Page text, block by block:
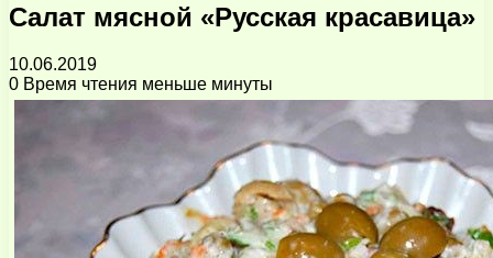
Салат мясной «Русская красавица»
10.06.2019
0 Время чтения меньше минуты